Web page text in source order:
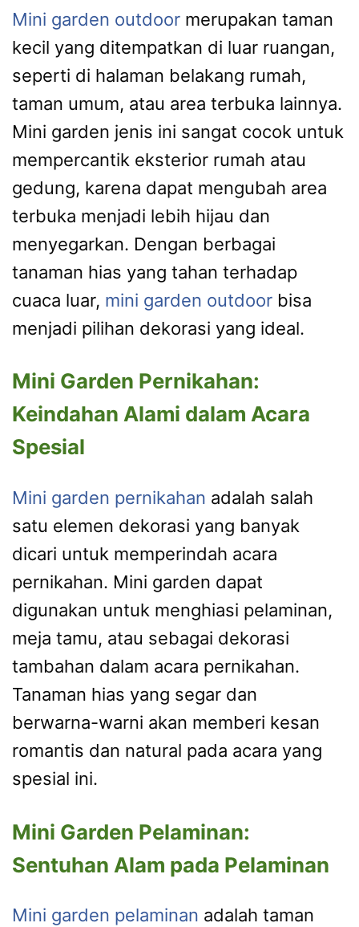
Mini garden outdoor merupakan taman
kecil yang ditempatkan di luar ruangan,
seperti di halaman belakang rumah,
taman umum, atau area terbuka lainnya.
Mini garden jenis ini sangat cocok untuk
mempercantik eksterior rumah atau
gedung, karena dapat mengubah area
terbuka menjadi lebih hijau dan
menyegarkan. Dengan berbagai
tanaman hias yang tahan terhadap
cuaca luar, mini garden outdoor bisa
menjadi pilihan dekorasi yang ideal.
Mini Garden Pernikahan:
Keindahan Alami dalam Acara
Spesial
Mini garden pernikahan adalah salah
satu elemen dekorasi yang banyak
dicari untuk memperindah acara
pernikahan. Mini garden dapat
digunakan untuk menghiasi pelaminan,
meja tamu, atau sebagai dekorasi
tambahan dalam acara pernikahan.
Tanaman hias yang segar dan
berwarna-warni akan memberi kesan
romantis dan natural pada acara yang
spesial ini.
Mini Garden Pelaminan:
Sentuhan Alam pada Pelaminan
Mini garden pelaminan adalah taman